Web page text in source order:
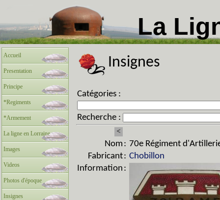
La
Accueil
Presentation
Principe
*Regiments
*Armement
La ligne en Lorraine
Images
Videos
Photos d'époque
Insignes
Insignes
Catégories :
Recherche :
<
Nom : 70e Régiment
Fabricant: Chobillon
Information :